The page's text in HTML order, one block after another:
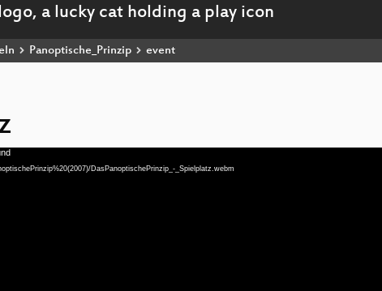
Panoptische_Prinzip event
DasPanoptischePrinzip_-_Spielplatz.webm